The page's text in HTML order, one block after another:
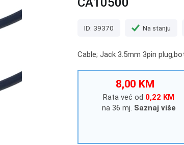
ID: 39370 Na stanju
Cable; Jack 3.5mm 3pin
8,00 KM
Rata već od 0,22 KM
na 36 mj. Saznaj više